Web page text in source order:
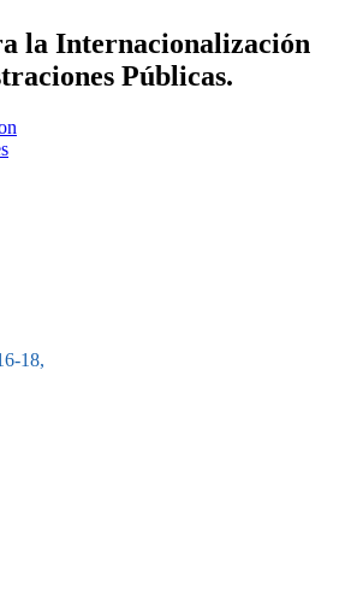
la Internacionalización
Públicas.
18,